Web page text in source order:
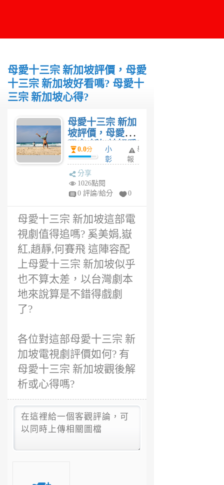
母愛十三宗 新加坡評價，母愛
十三宗 新加坡好看嗎? 母愛十
三宗 新加坡心得?
母愛十三宗 新加
坡評價，母愛十
三宗 新加坡好看
嗎? 母愛十三宗
新加坡心得?
0.0分
小
彰
前
舉
報
分享
1026點閱
0 評論/給分
0
母愛十三宗 新加坡這部電
視劇值得追嗎? 奚美娟,嶽
紅,趙靜,何賽飛 這陣容配
上母愛十三宗 新加坡似乎
也不算太差，以台灣劇本
地來說算是不錯得戲劇
了?
各位對這部母愛十三宗 新
加坡電視劇評價如何? 有
母愛十三宗 新加坡觀後解
析或心得嗎?